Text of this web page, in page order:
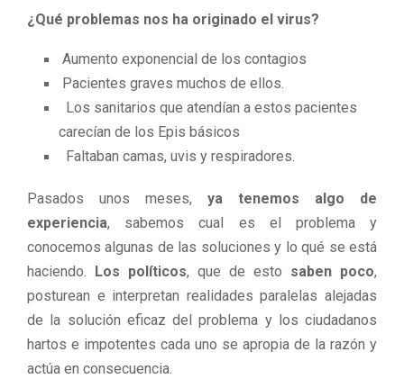
¿Qué problemas nos ha originado el virus?
Aumento exponencial de los contagios
Pacientes graves muchos de ellos.
Los sanitarios que atendían a estos pacientes
carecían de los Epis básicos
Faltaban camas, uvis y respiradores.
Pasados unos meses, ya tenemos algo de
experiencia, sabemos cual es el problema y
conocemos algunas de las soluciones y lo qué se está
haciendo. Los políticos, que de esto saben poco,
posturean e interpretan realidades paralelas alejadas
de la solución eficaz del problema y los ciudadanos
hartos e impotentes cada uno se apropia de la razón y
actúa en consecuencia.